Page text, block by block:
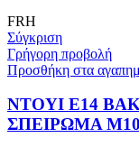
FRH
Σύγκριση
Γρήγορη προβολή
Προσθήκη στα
ΝΤΟΥΙ E14
ΣΠΕΙΡΩΜΑ M10